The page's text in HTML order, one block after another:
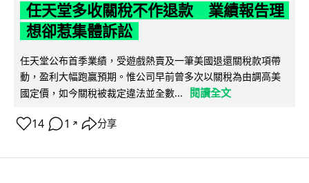
任天堂多收關稅不作退款 業績報告理
想卻惹集體訴訟
任天堂公布首季業績，受遊戲熱賣及一筆美國退還關稅款項帶
動，盈利大幅跑贏預期。惟公司早前曾多次以關稅為由調高美
國定價，如今關稅被裁定違法並全數...
閱讀全文
14 1 ↗ 分享